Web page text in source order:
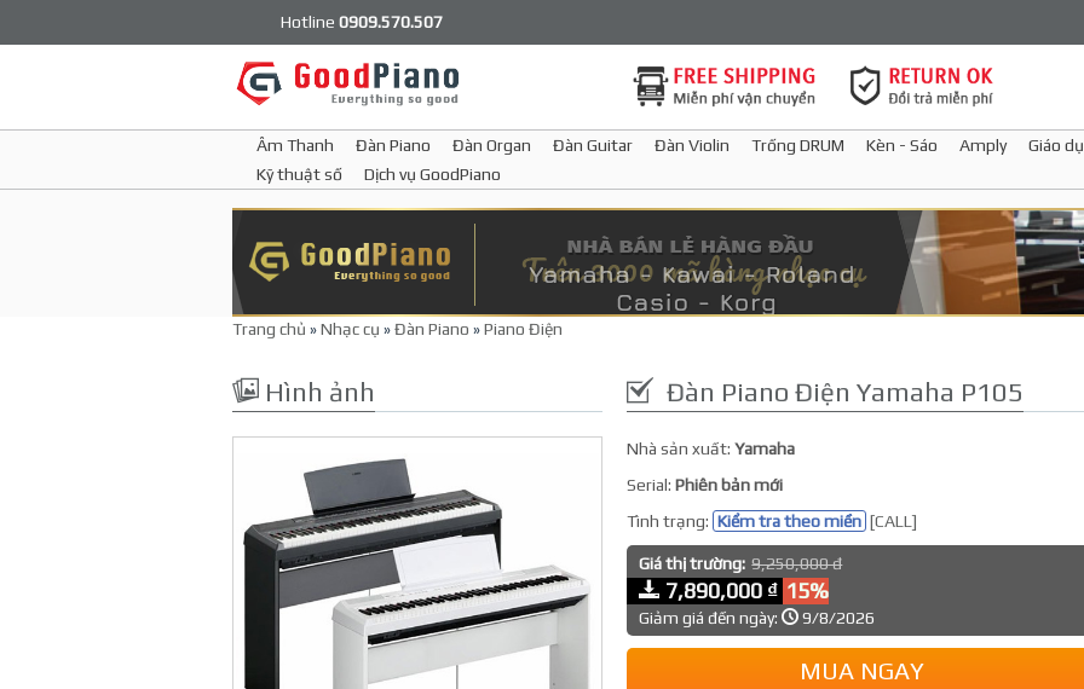
Hotline 0909.570.507
Âm Thanh Đàn Piano Đàn Organ Đàn Guitar Đàn Violin Trống DRUM Kèn - Sáo Amply Giáo
Kỹ thuật số
Dịch vụ GoodPiano
Trang chủ »Nhạc cụ »Đàn Piano »Piano Điện
Hình ảnh Đàn Piano Điện Yamaha P105
Nhà sản xuất:Yamaha
Serial:Phiên bản mới
Tình trạng: Kiểm tra theo miền [CALL]
Giá thị trường: 9,250,000 đ
7,890,000 ₫ 15%
Giảm giá đến ngày: 9/8/2026
MUA NGAY